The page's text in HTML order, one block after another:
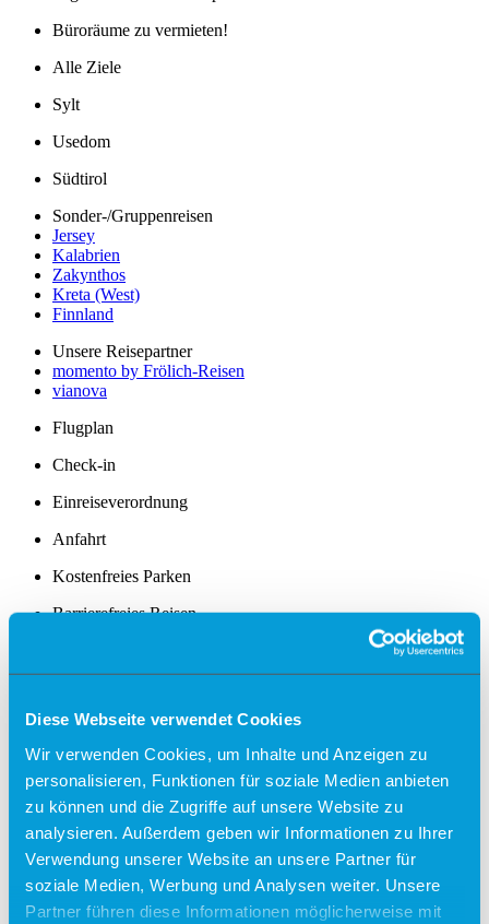
Diese Webseite verwendet Cookies
Wir verwenden Cookies, um Inhalte und Anzeigen zu
personalisieren, Funktionen für soziale Medien anbieten
zu können und die Zugriffe auf unsere Website zu
analysieren. Außerdem geben wir Informationen zu Ihrer
Verwendung unserer Website an unsere Partner für
soziale Medien, Werbung und Analysen weiter. Unsere
Partner führen diese Informationen möglicherweise mit
Büroräume zu vermieten!
Alle Ziele
Sylt
Usedom
Südtirol
Sonder-/Gruppenreisen
Jersey
Kalabrien
Zakynthos
Kreta (West)
Finnland
Unsere Reisepartner
momento by Frölich-Reisen
vianova
Flugplan
Check-in
Einreiseverordnung
Anfahrt
Kostenfreies Parken
Barrierefreies Reisen
Allgemein
Fundsachen
Tiere
Gastronomie & Shops
Free Wifi
Info
Besucherführungen
Rundflüge